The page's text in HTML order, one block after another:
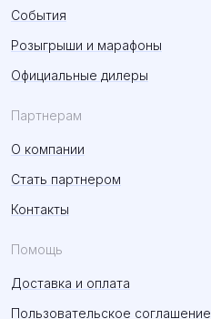
События
Розыгрыши и марафоны
Официальные дилеры
Партнерам
О компании
Стать партнером
Контакты
Помощь
Доставка и оплата
Пользовательское соглашение